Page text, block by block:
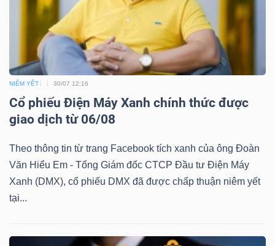
NIÊM YẾT 30/07 12:16
Cổ phiếu Điện Máy Xanh chính thức được
giao dịch từ 06/08
Theo thông tin từ trang Facebook tích xanh của ông Đoàn
Văn Hiểu Em - Tổng Giám đốc CTCP Đầu tư Điện Máy
Xanh (DMX), cổ phiếu DMX đã được chấp thuận niêm yết
tại...
CHĂM
SÓC
SỨC
KHỎE